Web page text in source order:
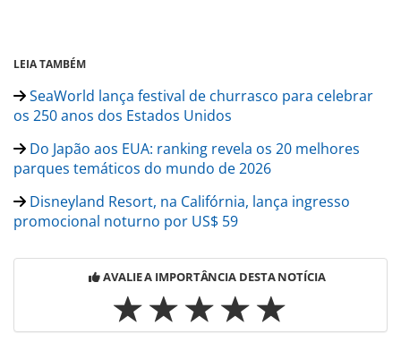
LEIA TAMBÉM
SeaWorld lança festival de churrasco para celebrar
os 250 anos dos Estados Unidos
Do Japão aos EUA: ranking revela os 20 melhores
parques temáticos do mundo de 2026
Disneyland Resort, na Califórnia, lança ingresso
promocional noturno por US$ 59
AVALIE A IMPORTÂNCIA DESTA NOTÍCIA